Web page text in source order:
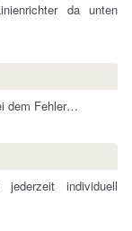
da unten
dem Fehler…
individuell